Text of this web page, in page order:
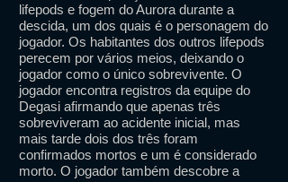
lifepods e fogem do Aurora durante a
descida, um dos quais é o personagem do
jogador. Os habitantes dos outros lifepods
perecem por vários meios, deixando o
jogador como o único sobrevivente. O
jogador encontra registros da equipe do
Degasi afirmando que apenas três
sobreviveram ao acidente inicial, mas
mais tarde dois dos três foram
confirmados mortos e um é considerado
morto. O jogador também descobre a